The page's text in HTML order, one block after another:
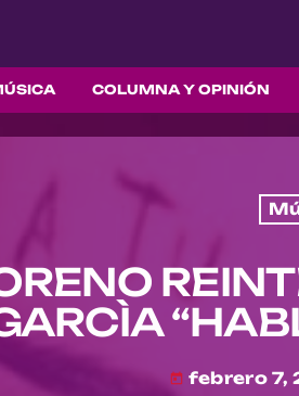
COLUMNA Y OPINIÓN
today febrero 7,